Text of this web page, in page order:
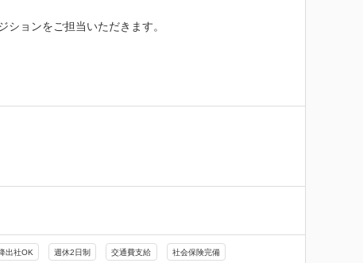
ョンをご担当いただきます。
出社OK 週休2日制 交通費支給 社会保険完備